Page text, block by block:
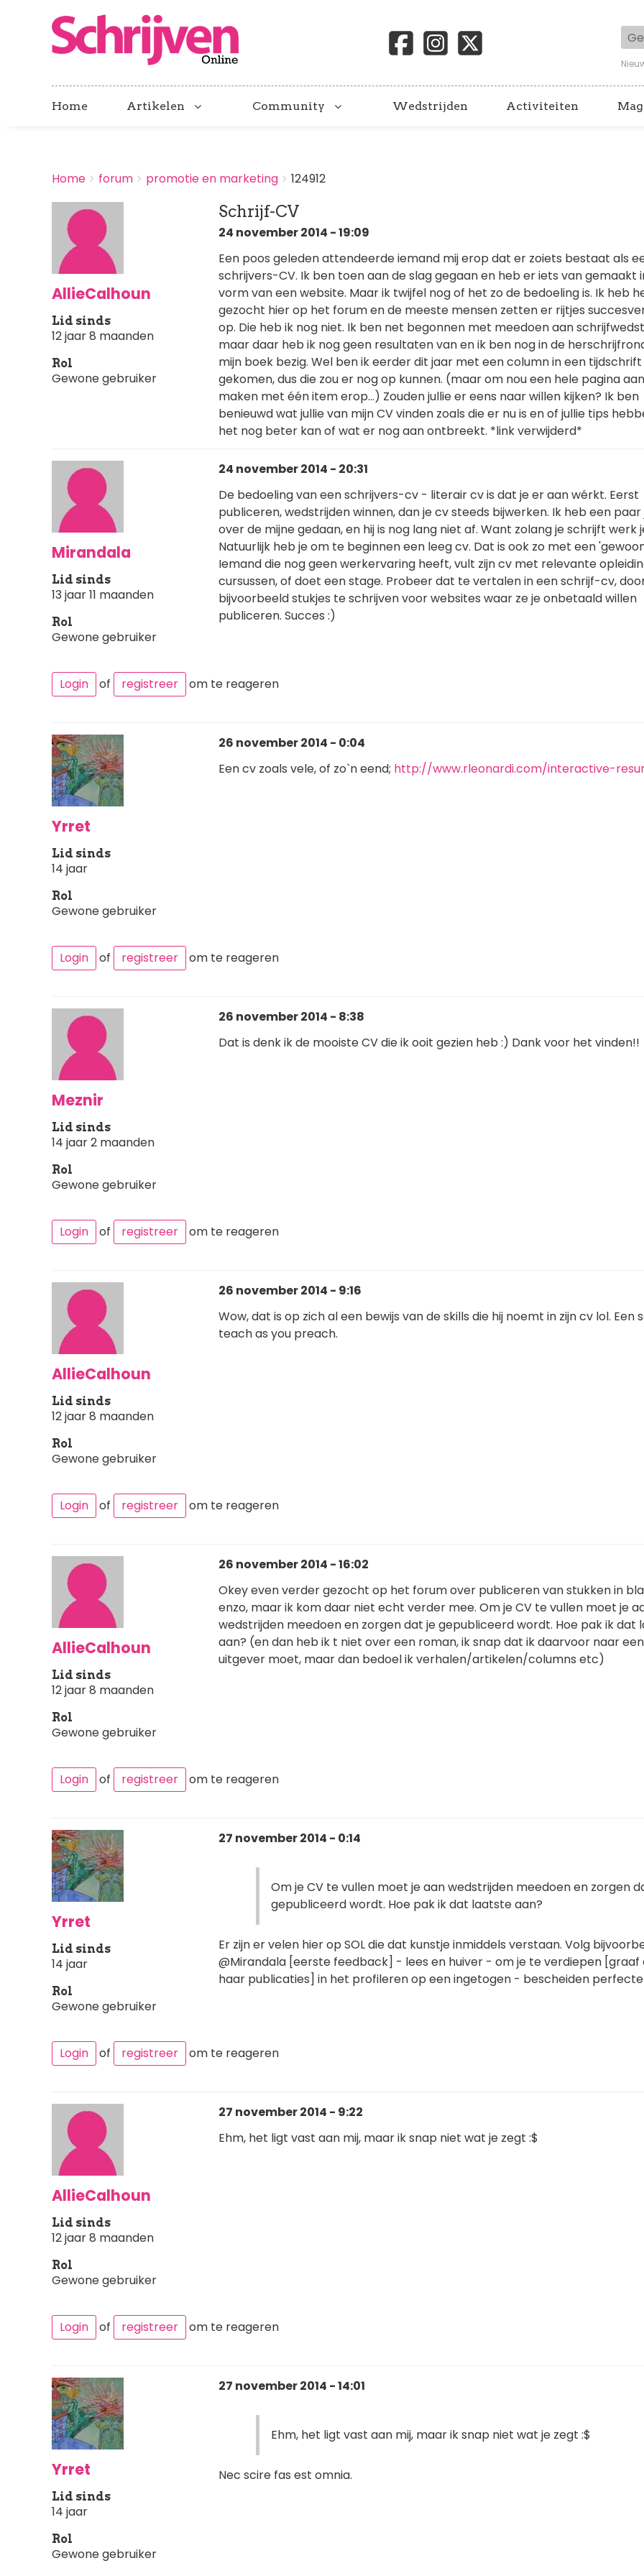
Home Artikelen Community Wedstrijden Activiteiten
BREADCRUMBS
You
here:
Home forum promotie en marketing 124912
AllieCalhoun
Lid sinds
12 jaar 8 maanden
Rol
Gewone gebruiker
Schrijf-CV
24 november 2014 - 19:09
Een poos geleden attendeerde iemand mij erop dat er zoiets bestaat als
schrijvers-CV. Ik ben toen aan de slag gegaan en heb er iets van gemaakt
vorm van een website. Maar ik twijfel nog of het zo de bedoeling is. Ik heb
gezocht hier op het forum en de meeste mensen zetten er rijtjes
op. Die heb ik nog niet. Ik ben net begonnen met meedoen aan
maar daar heb ik nog geen resultaten van en ik ben nog in de
mijn boek bezig. Wel ben ik eerder dit jaar met een column in een tijdschrift
gekomen, dus die zou er nog op kunnen. (maar om nou een hele pagina
maken met één item erop...) Zouden jullie er eens naar willen kijken? Ik ben
benieuwd wat jullie van mijn CV vinden zoals die er nu is en of jullie tips
het nog beter kan of wat er nog aan ontbreekt. *link verwijderd*
Mirandala
Lid sinds
13 jaar 11 maanden
Rol
Gewone gebruiker
24 november 2014 - 20:31
De bedoeling van een schrijvers-cv - literair cv is dat je er aan wérkt. Eerst
publiceren, wedstrijden winnen, dan je cv steeds bijwerken. Ik heb een
over de mijne gedaan, en hij is nog lang niet af. Want zolang je schrijft werk
Natuurlijk heb je om te beginnen een leeg cv. Dat is ook zo met een
Iemand die nog geen werkervaring heeft, vult zijn cv met relevante
cursussen, of doet een stage. Probeer dat te vertalen in een schrijf-cv,
bijvoorbeeld stukjes te schrijven voor websites waar ze je onbetaald willen
publiceren. Succes :)
Login of registreer om te reageren
Yrret
Lid sinds
14 jaar
Rol
Gewone gebruiker
26 november 2014 - 0:04
Een cv zoals vele, of zo`n eend; http://www.rleonardi.com/interactive-
Login of registreer om te reageren
Meznir
Lid sinds
14 jaar 2 maanden
Rol
Gewone gebruiker
26 november 2014 - 8:38
Dat is denk ik de mooiste CV die ik ooit gezien heb :) Dank voor het vinden!!
Login of registreer om te reageren
AllieCalhoun
Lid sinds
12 jaar 8 maanden
Rol
Gewone gebruiker
26 november 2014 - 9:16
Wow, dat is op zich al een bewijs van de skills die hij noemt in zijn cv lol. Een
teach as you preach.
Login of registreer om te reageren
AllieCalhoun
Lid sinds
12 jaar 8 maanden
Rol
Gewone gebruiker
26 november 2014 - 16:02
Okey even verder gezocht op het forum over publiceren van stukken in
enzo, maar ik kom daar niet echt verder mee. Om je CV te vullen moet je
wedstrijden meedoen en zorgen dat je gepubliceerd wordt. Hoe pak ik dat
aan? (en dan heb ik t niet over een roman, ik snap dat ik daarvoor naar een
uitgever moet, maar dan bedoel ik verhalen/artikelen/columns etc)
Login of registreer om te reageren
Yrret
Lid sinds
14 jaar
Rol
Gewone gebruiker
27 november 2014 - 0:14
Om je CV te vullen moet je aan wedstrijden meedoen en zorgen
gepubliceerd wordt. Hoe pak ik dat laatste aan?
Er zijn er velen hier op SOL die dat kunstje inmiddels verstaan. Volg
@Mirandala [eerste feedback] - lees en huiver - om je te verdiepen [graaf
haar publicaties] in het profileren op een ingetogen - bescheiden perfecte
Login of registreer om te reageren
AllieCalhoun
Lid sinds
12 jaar 8 maanden
Rol
Gewone gebruiker
27 november 2014 - 9:22
Ehm, het ligt vast aan mij, maar ik snap niet wat je zegt :$
Login of registreer om te reageren
Yrret
Lid sinds
14 jaar
Rol
Gewone gebruiker
27 november 2014 - 14:01
Ehm, het ligt vast aan mij, maar ik snap niet wat je zegt :$
Nec scire fas est omnia.